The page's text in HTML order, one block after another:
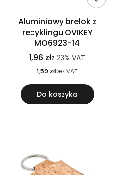
Aluminiowy brelok z
recyklingu OVIKEY
MO6923-14
1,96 złz23% VAT
1,59 złbez VAT
Do koszyka